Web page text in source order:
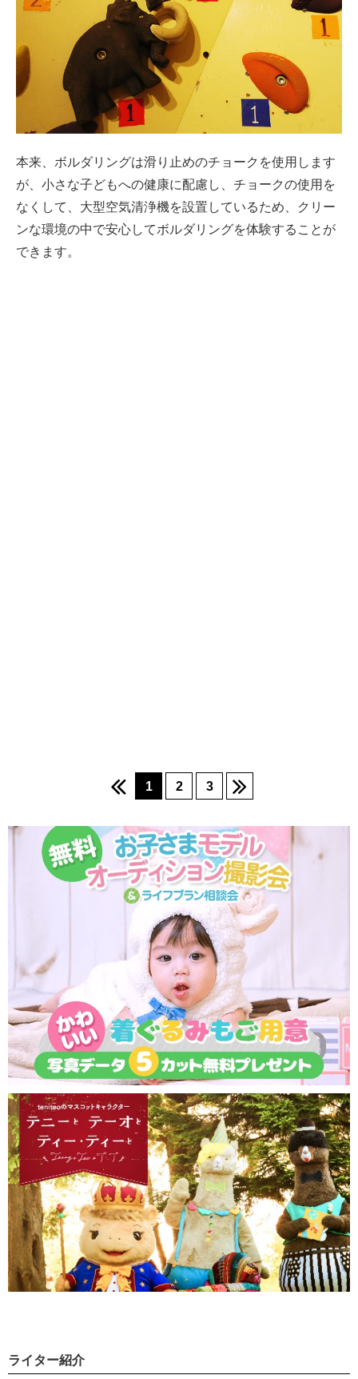
本来、ボルダリングは滑り止めのチョークを使用します
が、小さな子どもへの健康に配慮し、チョークの使用を
なくして、大型空気清浄機を設置しているため、クリー
ンな環境の中で安心してボルダリングを体験することが
できます。
1 2 3
ライター紹介